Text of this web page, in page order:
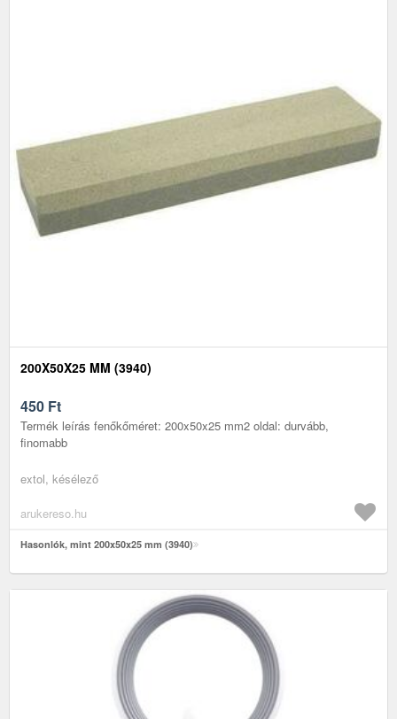
200X50X25 MM (3940)
450 Ft
Termék leírás fenőkőméret: 200x50x25 mm2 oldal: durvább,
finomabb
extol, késélező
arukereso.hu
Hasonlók, mint 200x50x25 mm (3940)